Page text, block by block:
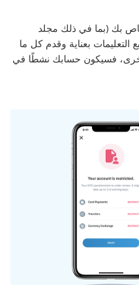
بك (بما في ذلك مجلد
التعليمات بعناية وقدم كل ما
أخرى، فسيكون حسابك نشطًا في